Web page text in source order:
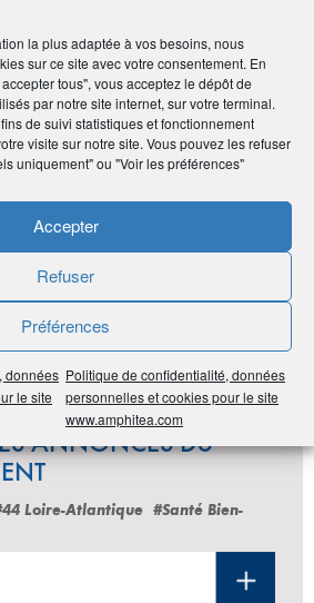
la plus adaptée à vos besoins, nous
sur ce site avec votre consentement. En
tous", vous acceptez le dépôt de
par notre site internet, sur votre terminal.
de suivi statistiques et fonctionnement
visite sur notre site. Vous pouvez les refuser
uniquement" ou "Voir les préférences"
Accepter
Refuser
Préférences
données
le site
Politique de confidentialité, données
personnelles et cookies pour le site
www.amphitea.com
-06 99 90 29 71
0/5 0votes
Imprimer
ANNONCES DU
Loire-Atlantique #Santé Bien-